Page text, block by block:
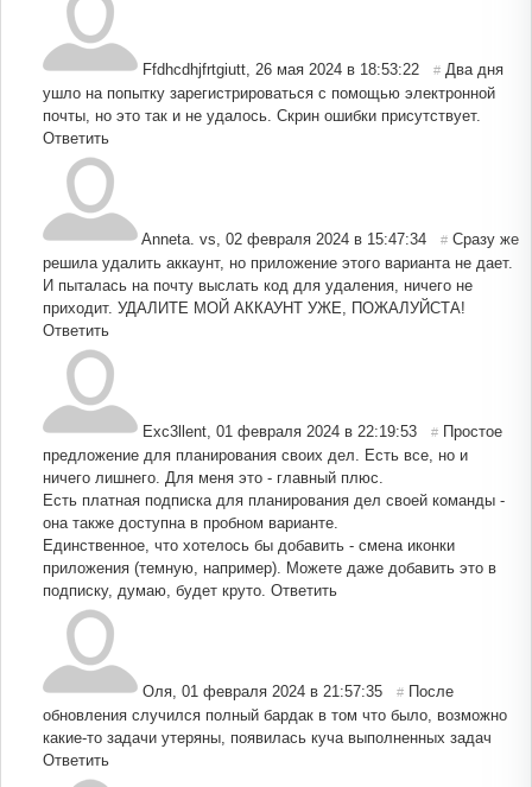
Ffdhcdhjfrtgiutt, 26 мая 2024 в 18:53:22 # Два дня
ушло на попытку зарегистрироваться с помощью электронной
почты, но это так и не удалось. Скрин ошибки присутствует.
Ответить
Anneta. vs, 02 февраля 2024 в 15:47:34 # Сразу же
решила удалить аккаунт, но приложение этого варианта не дает.
И пыталась на почту выслать код для удаления, ничего не
приходит. УДАЛИТЕ МОЙ АККАУНТ УЖЕ, ПОЖАЛУЙСТА!
Ответить
Exc3llent, 01 февраля 2024 в 22:19:53 # Простое
предложение для планирования своих дел. Есть все, но и
ничего лишнего. Для меня это - главный плюс.
Есть платная подписка для планирования дел своей команды -
она также доступна в пробном варианте.
Единственное, что хотелось бы добавить - смена иконки
приложения (темную, например). Можете даже добавить это в
подписку, думаю, будет круто. Ответить
Оля, 01 февраля 2024 в 21:57:35 # После
обновления случился полный бардак в том что было, возможно
какие-то задачи утеряны, появилась куча выполненных задач
Ответить